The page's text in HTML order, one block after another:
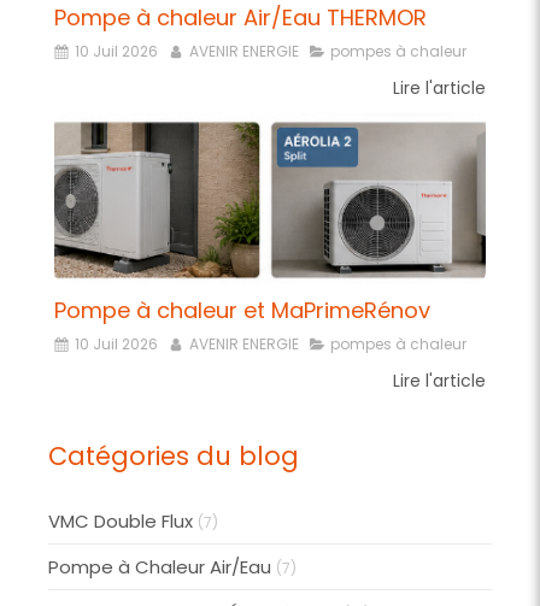
Pompe à chaleur Air/Eau THERMOR
10 Juil 2026 AVENIR ENERGIE pompes à chaleur
Lire l'article
Pompe à chaleur et MaPrimeRénov
10 Juil 2026 AVENIR ENERGIE pompes à chaleur
Lire l'article
Catégories du blog
VMC Double Flux (7)
Pompe à Chaleur Air/Eau (7)